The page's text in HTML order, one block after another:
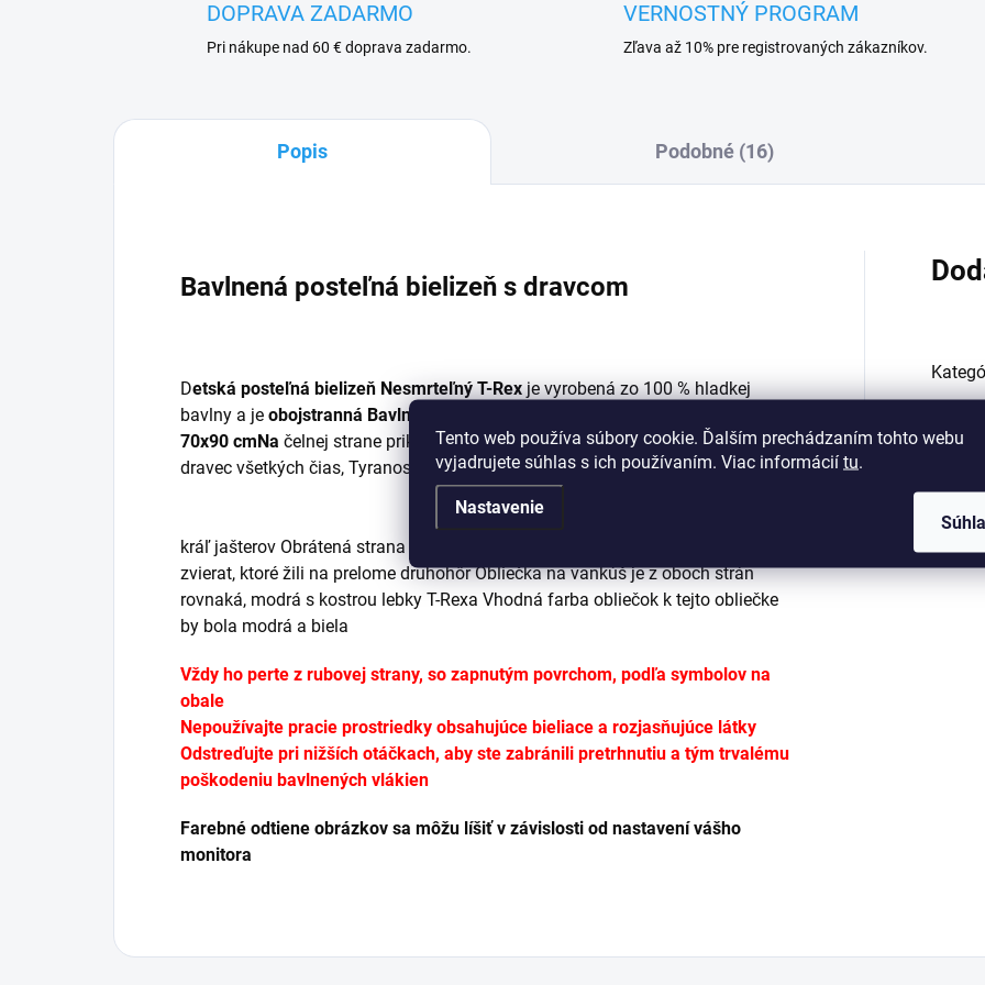
Tento web používa súbory cookie. Ďalším prechádzaním tohto webu
vyjadrujete súhlas s ich používaním. Viac informácií tu.
Nastavenie
DOPRAVA ZADARMO
Pri nákupe nad 60 € doprava zadarmo.
VERNOSTNÝ PROGRAM
Zľava až 10% pre registrovaných zákazníkov.
Popis Podobné (16)
Bavlnená posteľná bielizeň s dravcom
Detská posteľná bielizeň Nesmrteľný T-Rexje vyrobená zo 100 % hladkej
bavlny a je obojstranná Bavlnená posteľná bielizeň má rozmery 140x200/
70x90 cmNa čelnej strane prikrývky "stojí" najväčší jašter a suchozemský
dravec všetkých čias, Tyranosaurus Rex,
kráľ jašterov Obrátená strana obliečky je modrá, s obrázkami pozostatkov
zvierat, ktoré žili na prelome druhohôr Obliečka na vankúš je z oboch strán
rovnaká, modrá s kostrou lebky T-Rexa Vhodná farba obliečok k tejto obliečke
by bola modrá a biela
Vždy ho perte z rubovej strany, so zapnutým povrchom, podľa symbolov na
obale
Nepoužívajte pracie prostriedky obsahujúce bieliace a rozjasňujúce látky
Odstreďujte pri nižších otáčkach, aby ste zabránili pretrhnutiu a tým trvalému
poškodeniu bavlnených vlákien
Farebné odtiene obrázkov sa môžu líšiť v závislosti od nastavení vášho
monitora
EAN